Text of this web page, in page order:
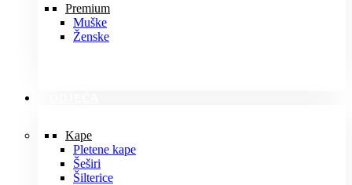
Premium
Muške
Ženske
Kape
Pletene kape
Šeširi
Šilterice